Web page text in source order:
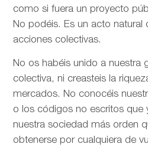
como si fuera un proyecto
No podéis. Es un acto natural
acciones colectivas.
No os habéis unido a nuestra
colectiva, ni creasteis la
mercados. No conocéis
o los códigos no escritos que
nuestra sociedad más orden
obtenerse por cualquiera de